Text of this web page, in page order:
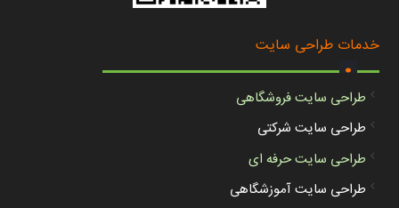
خدمات طراحی سایت
.
طراحی سایت فروشگاهی
طراحی سایت شرکتی
طراحی سایت حرفه ای
طراحی سایت آموزشگاهی